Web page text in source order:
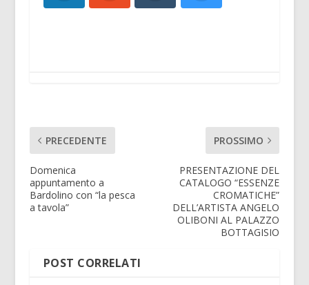
PRECEDENTE
Domenica
appuntamento a
Bardolino con “la pesca
a tavola”
PROSSIMO
PRESENTAZIONE DEL
CATALOGO “ESSENZE
CROMATICHE”
DELL’ARTISTA ANGELO
OLIBONI AL PALAZZO
BOTTAGISIO
POST CORRELATI